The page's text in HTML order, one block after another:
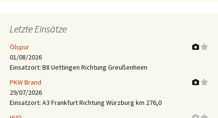
Letzte Einsätze
Ölspur
01/08/2026
Einsatzort: B8 Uettingen Richtung Greußenheim
PKW Brand
29/07/2026
Einsatzort: A3 Frankfurt Richtung Würzburg km 276,0